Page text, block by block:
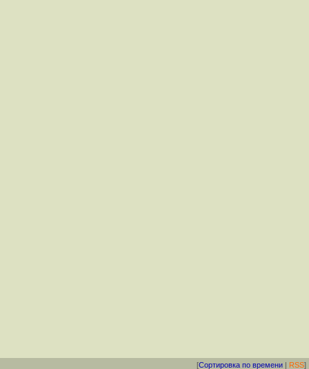
[Сортировка по времени | RSS]